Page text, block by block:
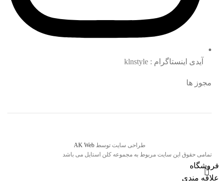
آیدی اینستاگرام : klnstyle
مجوز ها
طراحی سایت توسطAK Web
تمامی حقوق این سایت مربوط به مجموعه کلن استایل می باشد
فروشگاه
علاقه مندی